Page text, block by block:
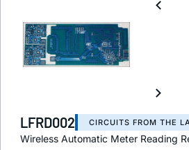
LFRD002 CIRCUITS FROM THE
Wireless Automatic Meter Reading